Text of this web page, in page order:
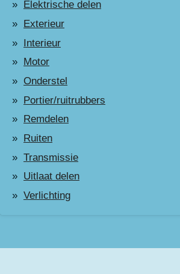
Elektrische delen
Exterieur
Interieur
Motor
Onderstel
Portier/ruitrubbers
Remdelen
Ruiten
Transmissie
Uitlaat delen
Verlichting